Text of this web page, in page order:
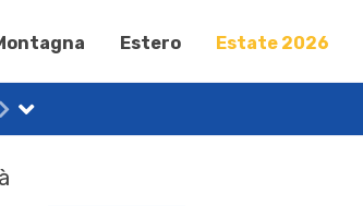
Estero Estate 2026